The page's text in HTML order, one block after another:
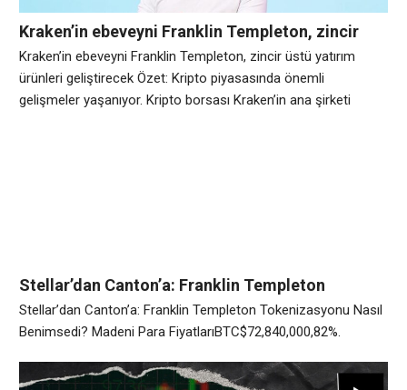
Kraken’in ebeveyni Franklin Templeton, zincir
üstü yatırım ürünleri geliştirecek
Kraken’in ebeveyni Franklin Templeton, zincir üstü yatırım
ürünleri geliştirecek Özet: Kripto piyasasında önemli
gelişmeler yaşanıyor. Kripto borsası Kraken’in ana şirketi
Stellar’dan Canton’a: Franklin Templeton
Tokenizasyonu Nasıl Benimsedi?
Stellar’dan Canton’a: Franklin Templeton Tokenizasyonu Nasıl
Benimsedi? Madeni Para FiyatlarıBTC$72,840,000,82%.